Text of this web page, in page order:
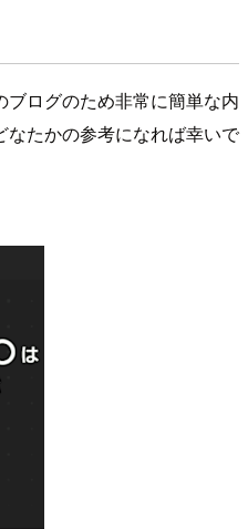
ログのため非常に簡単な内
たかの参考になれば幸いで